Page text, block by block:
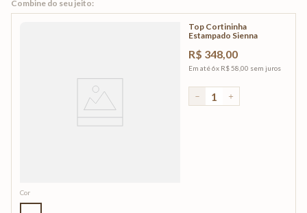
Top Cortininha
Estampado Sienna
R$ 348,00
Em até6x R$ 58 00 sem juros
＋
－
Cor